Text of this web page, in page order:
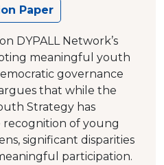
Paper
DYPALL Network’s
meaningful youth
governance
that while the
Strategy has
of young
significant disparities
participation.